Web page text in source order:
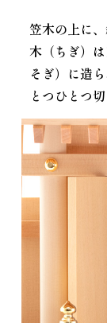
笠木の上に
木（ちぎ）
そぎ）に造
とつひとつ